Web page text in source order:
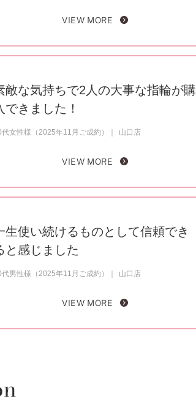
VIEW MORE
敵な気持ちで2人の大事な指輪が購
できました！
女性様（2025年11月ご成約） 山口店
VIEW MORE
生使い続けるものとして信頼でき
と感じました
男性様（2025年11月ご成約） 山口店
VIEW MORE